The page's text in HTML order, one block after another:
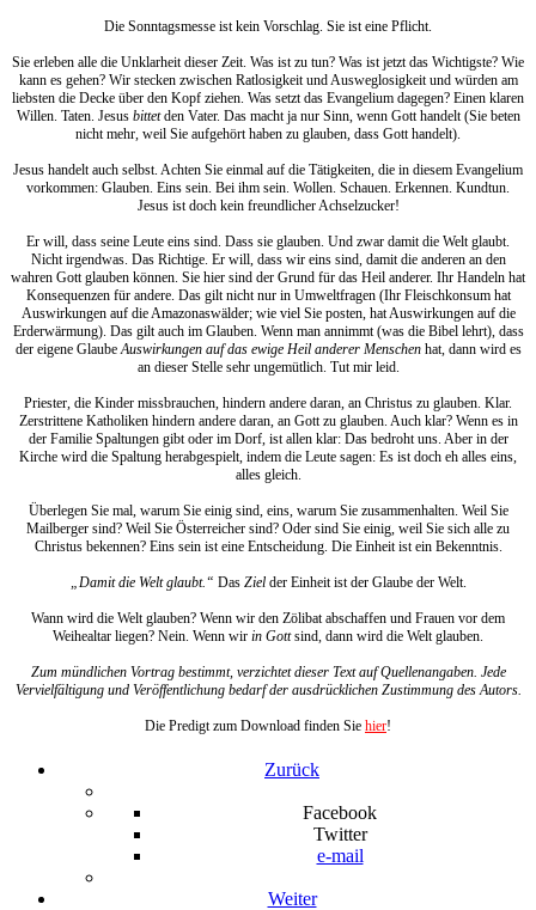
Die Sonntagsmesse ist kein Vorschlag. Sie ist eine Pflicht.
Sie erleben alle die Unklarheit dieser Zeit. Was ist zu tun? Was ist jetzt das Wichtigste? Wie
kann es gehen? Wir stecken zwischen Ratlosigkeit und Ausweglosigkeit und würden am
liebsten die Decke über den Kopf ziehen. Was setzt das Evangelium dagegen? Einen klaren
Willen. Taten. Jesus bittetden Vater. Das macht ja nur Sinn, wenn Gott handelt (Sie beten
nicht mehr, weil Sie aufgehört haben zu glauben, dass Gott handelt).
Jesus handelt auch selbst. Achten Sie einmal auf die Tätigkeiten, die in diesem Evangelium
vorkommen: Glauben. Eins sein. Bei ihm sein. Wollen. Schauen. Erkennen. Kundtun.
Jesus ist doch kein freundlicher Achselzucker!
Er will, dass seine Leute eins sind. Dass sie glauben. Und zwar damit die Welt glaubt.
Nicht irgendwas. Das Richtige. Er will, dass wir eins sind, damit die anderen an den
wahren Gott glauben können. Sie hier sind der Grund für das Heil anderer. Ihr Handeln hat
Konsequenzen für andere. Das gilt nicht nur in Umweltfragen (Ihr Fleischkonsum hat
Auswirkungen auf die Amazonaswälder; wie viel Sie posten, hat Auswirkungen auf die
Erderwärmung). Das gilt auch im Glauben. Wenn man annimmt (was die Bibel lehrt), dass
der eigene Glaube Auswirkungen auf das ewige Heil anderer Menschenhat, dann wird es
an dieser Stelle sehr ungemütlich. Tut mir leid.
Priester, die Kinder missbrauchen, hindern andere daran, an Christus zu glauben. Klar.
Zerstrittene Katholiken hindern andere daran, an Gott zu glauben. Auch klar? Wenn es in
der Familie Spaltungen gibt oder im Dorf, ist allen klar: Das bedroht uns. Aber in der
Kirche wird die Spaltung herabgespielt, indem die Leute sagen: Es ist doch eh alles eins,
alles gleich.
Überlegen Sie mal, warum Sie einig sind, eins, warum Sie zusammenhalten. Weil Sie
Mailberger sind? Weil Sie Österreicher sind? Oder sind Sie einig, weil Sie sich alle zu
Christus bekennen? Eins sein ist eine Entscheidung. Die Einheit ist ein Bekenntnis.
„Damit die Welt glaubt.“ Das Zielder Einheit ist der Glaube der Welt.
Wann wird die Welt glauben? Wenn wir den Zölibat abschaffen und Frauen vor dem
Weihealtar liegen? Nein. Wenn wir in Gottsind, dann wird die Welt glauben.
Zum mündlichen Vortrag bestimmt, verzichtet dieser Text auf Quellenangaben. Jede
Vervielfältigung und Veröffentlichung bedarf der ausdrücklichen Zustimmung des Autors.
Die Predigt zum Download finden Sie hier!
Zurück
Facebook
Twitter
e-mail
Weiter